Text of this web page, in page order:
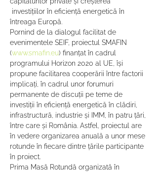
investițiilor în eficiență energetică în
întreaga Europă.
Pornind de la dialogul facilitat de
evenimentele SEIF, proiectul SMAFIN
(www.smafin.eu) finanțat în cadrul
programului Horizon 2020 al UE, își
propune facilitarea cooperării între factorii
implicați, în cadrul unor forumuri
permanente de discuții pe teme de
investiții în eficiență energetică în clădiri,
infrastructură, industrie și IMM, în patru țări,
între care și România. Astfel, proiectul are
în vedere organizarea anuală a unor mese
rotunde în fiecare dintre țările participante
în proiect.
Prima Masă Rotundă organizată în